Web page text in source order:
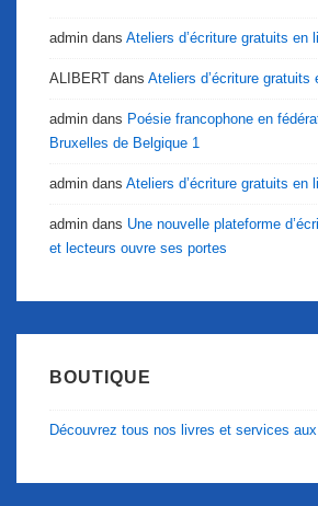
admin dans Ateliers d’écriture gratuits en
ALIBERT dans Ateliers d’écriture gratuits
admin dans Poésie francophone en
Bruxelles de Belgique 1
admin dans Ateliers d’écriture gratuits en
admin dans Une nouvelle plateforme
et lecteurs ouvre ses portes
BOUTIQUE
Découvrez tous nos livres et services